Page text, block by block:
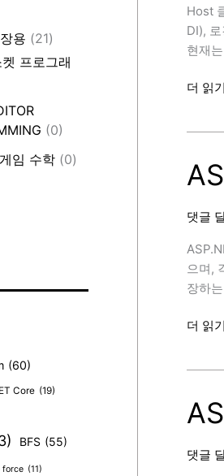
용 (21)
프로그래
(0)
임 수학(0)
(60)
Core (19)
BFS (55)
force (11)
Host
DI),
현재
모
델
Model)
더 읽
댓글
으며,
장하
터
베
스
더 읽
댓글